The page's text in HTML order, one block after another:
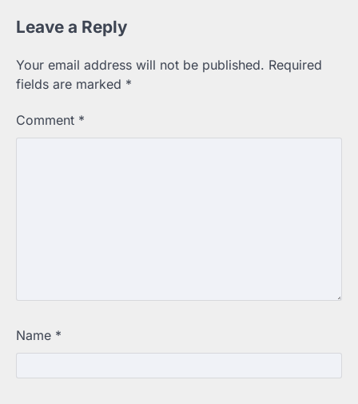
Leave a Reply
Your email address will not be published. Required
fields are marked *
Comment *
Name *